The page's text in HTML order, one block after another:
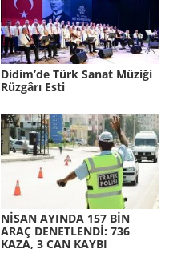
Didim’de Türk Sanat Mü­zi­ği
Rüz­gâ­rı Esti
NİSAN AYIN­DA 157 BİN
ARAÇ DE­NET­LENDİ: 736
KAZA, 3 CAN KAYBI